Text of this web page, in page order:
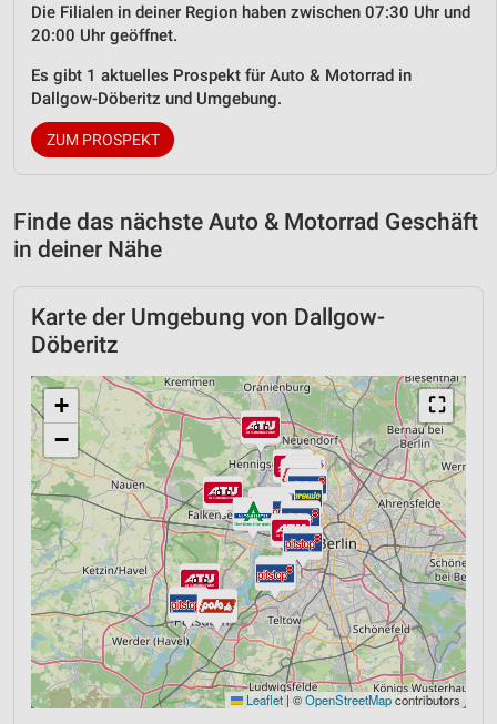
Die Filialen in deiner Region haben zwischen 07:30 Uhr und
20:00 Uhr geöffnet.
Es gibt 1 aktuelles Prospekt für Auto & Motorrad in
Dallgow-Döberitz und Umgebung.
ZUM PROSPEKT
Finde das nächste Auto & Motorrad Geschäft
in deiner Nähe
Karte der Umgebung von Dallgow-
Döberitz
⛶
+
−
Leaflet | ©OpenStreetMapcontributors